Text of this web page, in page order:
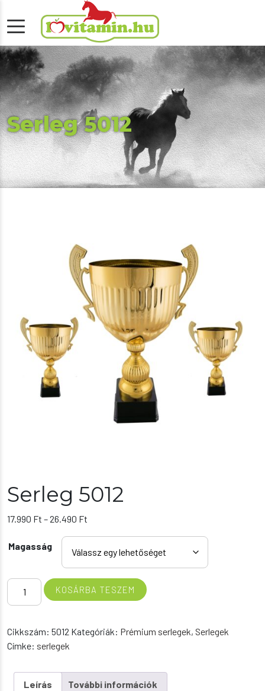
Serleg 5012
Serleg 5012
17.990 Ft –26.490 Ft
26.490 Ft
Magasság
Serleg
KOSÁRBA TESZEM
Cikkszám: 5012 Kategóriák: Prémium serlegek, Serlegek
Címke: serlegek
Leírás További információk